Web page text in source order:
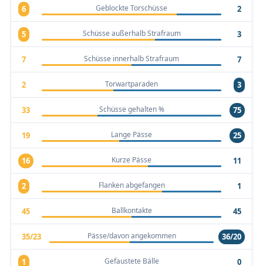
6 Geblockte Torschüsse 2
5 Schüsse außerhalb Strafraum 3
7 Schüsse innerhalb Strafraum 7
2 Torwartparaden 3
33 Schüsse gehalten % 75
19 Lange Pässe 25
16 Kurze Pässe 11
2 Flanken abgefangen 1
45 Ballkontakte 45
35/23 Pässe/davon angekommen 36/20
1 Gefaustete Bälle 0